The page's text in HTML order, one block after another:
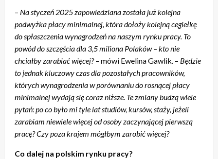
– Na styczeń 2025 zapowiedziana została już kolejna
podwyżka płacy minimalnej, która dołoży kolejną cegiełkę
do spłaszczenia wynagrodzeń na naszym rynku pracy. To
powód do szczęścia dla 3,5 miliona Polaków – kto nie
chciałby zarabiać więcej?– mówi Ewelina Gawlik. – Będzie
to jednak kluczowy czas dla pozostałych pracowników,
których wynagrodzenia w porównaniu do rosnącej płacy
minimalnej wydają się coraz niższe. Te zmiany budzą wiele
pytań: po co było mi tyle lat studiów, kursów, staży, jeżeli
zarabiam niewiele więcej od osoby zaczynającej pierwszą
pracę? Czy poza krajem mógłbym zarobić więcej?
Co dalej na polskim rynku pracy?